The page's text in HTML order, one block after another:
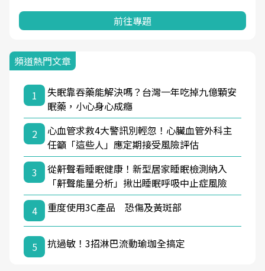
前往專題
頻道熱門文章
1
失眠靠吞藥能解決嗎？台灣一年吃掉九億顆安
眠藥，小心身心成癮
2
心血管求救4大警訊別輕忽！心臟血管外科主
任籲「這些人」應定期接受風險評估
3
從鼾聲看睡眠健康！新型居家睡眠檢測納入
「鼾聲能量分析」揪出睡眠呼吸中止症風險
4
重度使用3C產品 恐傷及黃斑部
5 抗過敏！3招淋巴流動瑜珈全搞定